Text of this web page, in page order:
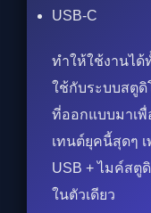
USB-C
ทำให้ใช้งานได้
ใช้กับระบบสตู
ที่ออกแบบมาเ
เทนต์ยุคนี้สุดๆ
USB + ไมค์สตู
ในตัวเดียว